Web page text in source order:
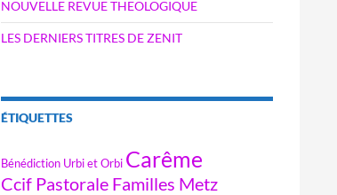
NOUVELLE REVUE THEOLOGIQUE
LES DERNIERS TITRES DE ZENIT
ÉTIQUETTES
Bénédiction Urbi et Orbi Carême
Ccif Pastorale Familles Metz